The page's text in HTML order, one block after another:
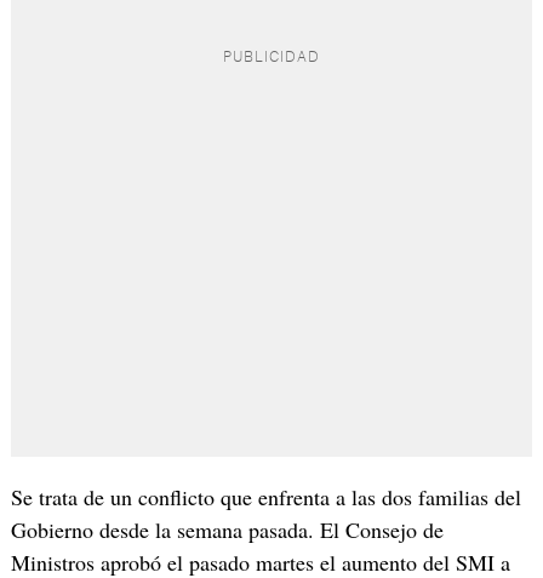
Se trata de un conflicto que enfrenta a las dos familias del
Gobierno desde la semana pasada. El Consejo de
Ministros aprobó el pasado martes el aumento del SMI a